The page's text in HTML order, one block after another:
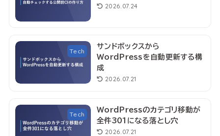
2026.07.24
Tech
サンドボックスから
WordPressを自動更新する構
成
2026.07.21
Tech
WordPressのカテゴリ移動が
全件301になる落とし穴
2026.07.21